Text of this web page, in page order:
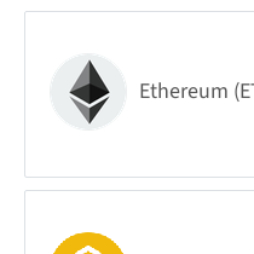
Ethereum